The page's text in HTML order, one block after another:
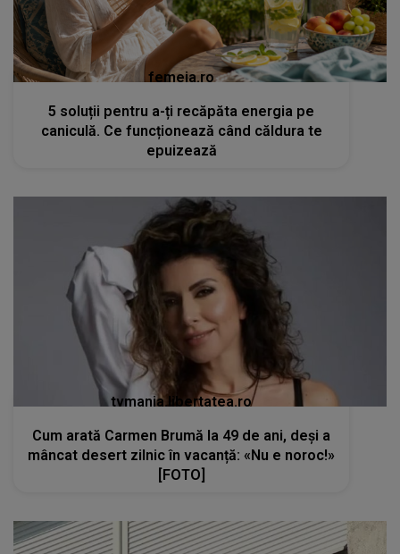
femeia.ro
5 soluții pentru a-ți recăpăta energia pe
caniculă. Ce funcționează când căldura te
epuizează
tvmania.libertatea.ro
Cum arată Carmen Brumă la 49 de ani, deși a
mâncat desert zilnic în vacanță: «Nu e noroc!»
[FOTO]